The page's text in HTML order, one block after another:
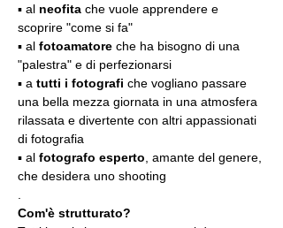
▪️ al neofita che vuole apprendere e
scoprire "come si fa"
▪️ al fotoamatore che ha bisogno di una
"palestra" e di perfezionarsi
▪️ a tutti i fotografi che vogliano passare
una bella mezza giornata in una atmosfera
rilassata e divertente con altri appassionati
di fotografia
▪️ al fotografo esperto , amante del genere,
che desidera uno shooting
Com'è strutturato?